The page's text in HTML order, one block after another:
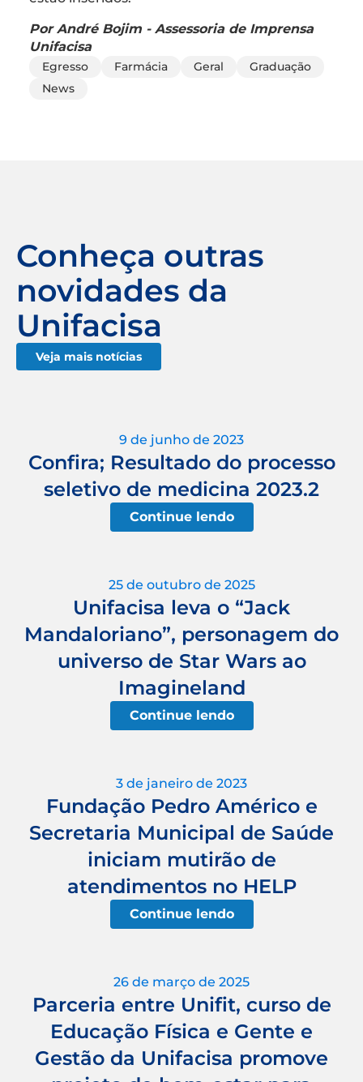
Por André Bojim - Assessoria de Imprensa
Unifacisa
Egresso Farmácia Geral
Graduação
News
Conheça outras
novidades da
Unifacisa
Veja mais notícias
9 de junho de 2023
Confira; Resultado do processo
seletivo de medicina 2023.2
Continue lendo
25 de outubro de 2025
Unifacisa leva o “Jack
Mandaloriano”, personagem do
universo de Star Wars ao
Imagineland
Continue lendo
3 de janeiro de 2023
Fundação Pedro Américo e
Secretaria Municipal de Saúde
iniciam mutirão de
atendimentos no HELP
Continue lendo
26 de março de 2025
Parceria entre Unifit, curso de
Educação Física e Gente e
Gestão da Unifacisa promove